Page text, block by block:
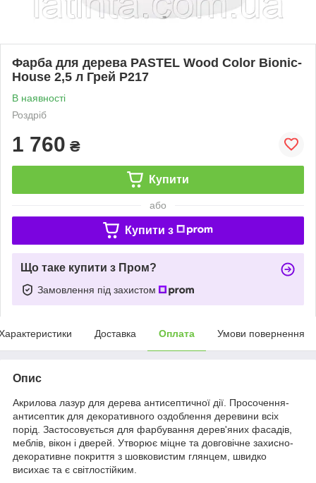
Фарба для дерева PASTEL Wood Color Bionic-
House 2,5 л Грей Р217
В наявності
Роздріб
1 760 ₴
Купити
або
Купити з
Що таке купити з Пром?
Замовлення під захистом
Доставка Оплата Умови повернення
Опис
Акрилова лазур для дерева антисептичної дії. Просочення-
антисептик для декоративного оздоблення деревини всіх
порід. Застосовується для фарбування дерев'яних фасадів,
меблів, вікон і дверей. Утворює міцне та довговічне захисно-
декоративне покриття з шовковистим глянцем, швидко
висихає та є світлостійким.